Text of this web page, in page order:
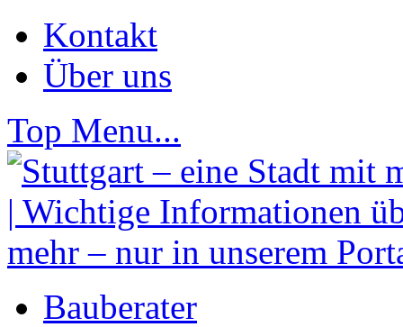
Kontakt
Über uns
Top Menu...
Bauberater